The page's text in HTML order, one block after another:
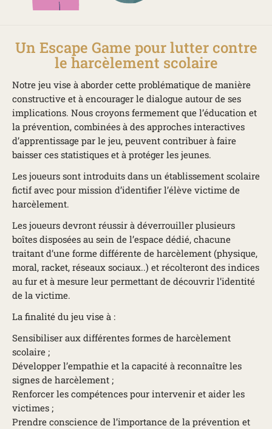
Un Escape Game pour lutter contre
le harcèlement scolaire
Notre jeu vise à aborder cette problématique de manière
constructive et à encourager le dialogue autour de ses
implications. Nous croyons fermement que l’éducation et
la prévention, combinées à des approches interactives
d’apprentissage par le jeu, peuvent contribuer à faire
baisser ces statistiques et à protéger les jeunes.
Les joueurs sont introduits dans un établissement scolaire
fictif avec pour mission d’identifier l’élève victime de
harcèlement.
Les joueurs devront réussir à déverrouiller plusieurs
boîtes disposées au sein de l’espace dédié, chacune
traitant d’une forme différente de harcèlement (physique,
moral, racket, réseaux sociaux..) et récolteront des indices
au fur et à mesure leur permettant de découvrir l’identité
de la victime.
La finalité du jeu vise à :
Sensibiliser aux différentes formes de harcèlement
scolaire ;
Développer l’empathie et la capacité à reconnaître les
signes de harcèlement ;
Renforcer les compétences pour intervenir et aider les
victimes ;
Prendre conscience de l’importance de la prévention et